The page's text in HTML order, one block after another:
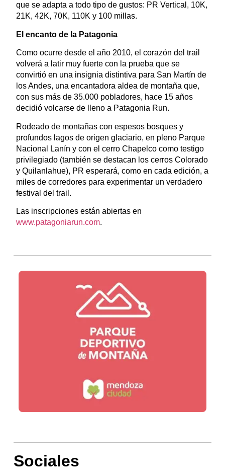
que se adapta a todo tipo de gustos: PR Vertical, 10K,
21K, 42K, 70K, 110K y 100 millas.
El encanto de la Patagonia
Como ocurre desde el año 2010, el corazón del trail
volverá a latir muy fuerte con la prueba que se
convirtió en una insignia distintiva para San Martín de
los Andes, una encantadora aldea de montaña que,
con sus más de 35.000 pobladores, hace 15 años
decidió volcarse de lleno a Patagonia Run.
Rodeado de montañas con espesos bosques y
profundos lagos de origen glaciario, en pleno Parque
Nacional Lanín y con el cerro Chapelco como testigo
privilegiado (también se destacan los cerros Colorado
y Quilanlahue), PR esperará, como en cada edición, a
miles de corredores para experimentar un verdadero
festival del trail.
Las inscripciones están abiertas en
www.patagoniarun.com.
Sociales